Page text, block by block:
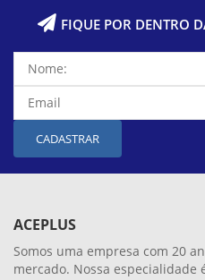
FIQUE POR DENTRO
CADASTRAR
ACEPLUS
Somos uma empresa com 20
mercado. Nossa